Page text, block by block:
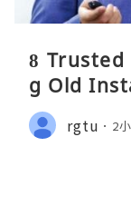
8
g Old
rgtu 2